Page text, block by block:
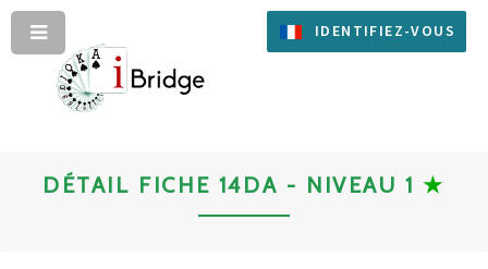
IDENTIFIEZ-VOUS
DÉTAIL FICHE 14DA - NIVEAU 1★